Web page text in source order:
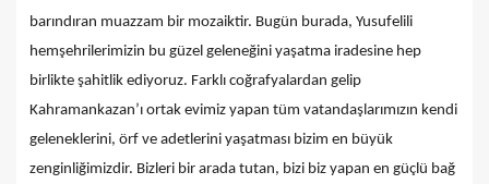
barındıran muazzam bir mozaiktir. Bugün burada, Yusufelili
hemşehrilerimizin bu güzel geleneğini yaşatma iradesine hep
birlikte şahitlik ediyoruz. Farklı coğrafyalardan gelip
Kahramankazan’ı ortak evimiz yapan tüm vatandaşlarımızın kendi
geleneklerini, örf ve adetlerini yaşatması bizim en büyük
zenginliğimizdir. Bizleri bir arada tutan, bizi biz yapan en güçlü bağ